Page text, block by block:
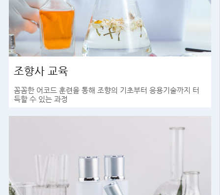
조향사 교육
꼼꼼한 어코드 훈련을 통해 조향의 기초부터 응용기술까지 터
득할 수 있는 과정
바로가기